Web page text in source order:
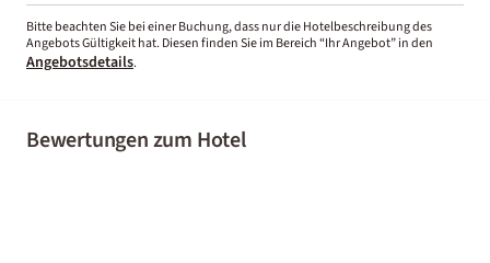
Bitte beachten Sie bei einer Buchung, dass nur die Hotelbeschreibung des
Angebots Gültigkeit hat. Diesen finden Sie im Bereich “Ihr Angebot” in den
Angebotsdetails.
Bewertungen zum Hotel